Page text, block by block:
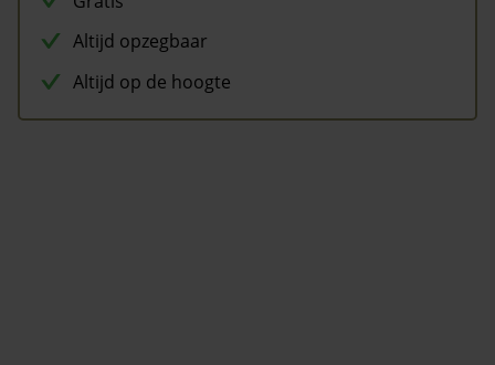
Altijd opzegbaar
Altijd op de hoogte